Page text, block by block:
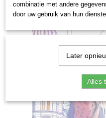
combinatie met andere
door uw gebruik van hun
Later
Alles